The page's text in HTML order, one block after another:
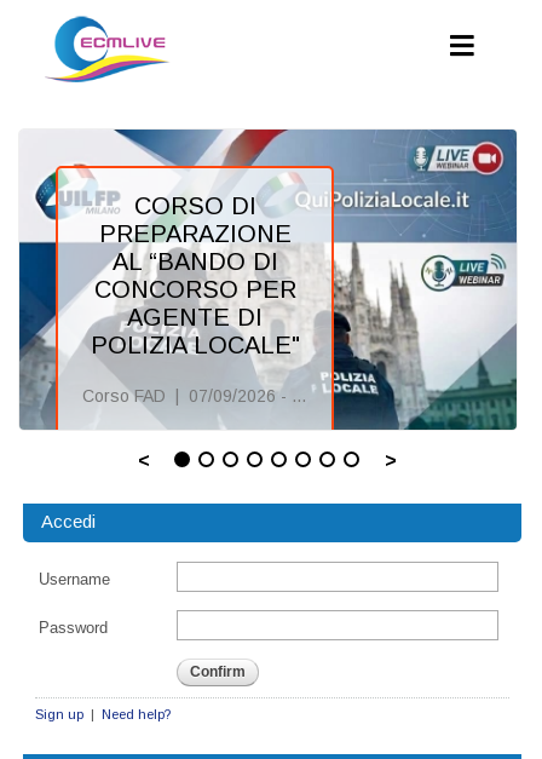
CORSO DI
PREPARAZIONE
AL “BANDO DI
CONCORSO PER
AGENTE DI
POLIZIA LOCALE"
Corso FAD | 07/09/2026 - 30/10/2026
Scheda del
< >
Accedi
Username
Password
Confirm
Sign up | Need help?